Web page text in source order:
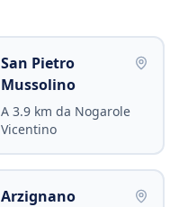
San Pietro
Mussolino
A 3.9 km da Nogarole
Vicentino
Arzignano